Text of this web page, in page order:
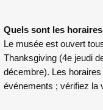
Quels sont les
Le musée est ouvert
Thanksgiving (4e jeudi
décembre). Les
événements ; vérifiez la